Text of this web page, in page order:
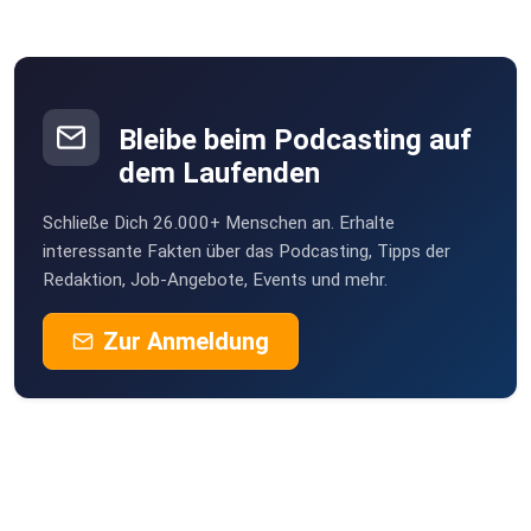
Bleibe beim Podcasting auf
dem Laufenden
Schließe Dich 26.000+ Menschen an. Erhalte
interessante Fakten über das Podcasting, Tipps der
Redaktion, Job-Angebote, Events und mehr.
Zur Anmeldung